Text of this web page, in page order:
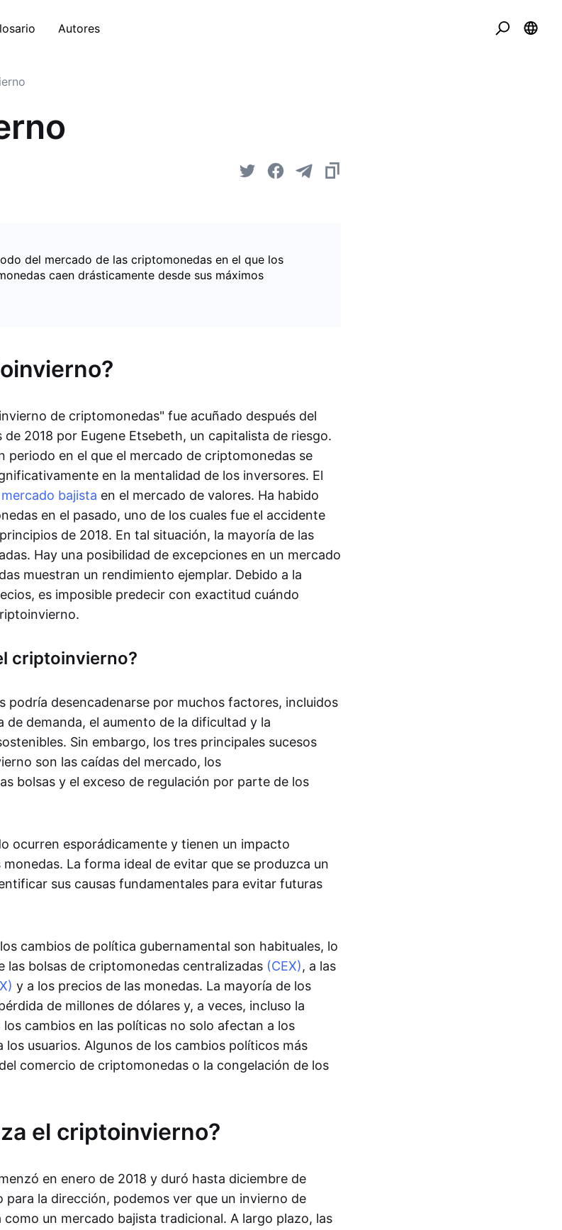
Autores
del mercado de las criptomonedas en el que los
caen drásticamente desde sus máximos
de criptomonedas" fue acuñado después del
2018 por Eugene Etsebeth, un capitalista de riesgo.
periodo en el que el mercado de criptomonedas se
en la mentalidad de los inversores. El
mercado bajista en el mercado de valores. Ha habido
en el pasado, uno de los cuales fue el accidente
de 2018. En tal situación, la mayoría de las
Hay una posibilidad de excepciones en un mercado
muestran un rendimiento ejemplar. Debido a la
es imposible predecir con exactitud cuándo
criptoinvierno?
podría desencadenarse por muchos factores, incluidos
de demanda, el aumento de la dificultad y la
Sin embargo, los tres principales sucesos
son las caídas del mercado, los
bolsas y el exceso de regulación por parte de los
ocurren esporádicamente y tienen un impacto
La forma ideal de evitar que se produzca un
sus causas fundamentales para evitar futuras
cambios de política gubernamental son habituales, lo
las bolsas de criptomonedas centralizadas (CEX), a las
y a los precios de las monedas. La mayoría de los
de millones de dólares y, a veces, incluso la
cambios en las políticas no solo afectan a los
usuarios. Algunos de los cambios políticos más
comercio de criptomonedas o la congelación de los
el criptoinvierno?
en enero de 2018 y duró hasta diciembre de
para la dirección, podemos ver que un invierno de
un mercado bajista tradicional. A largo plazo, las